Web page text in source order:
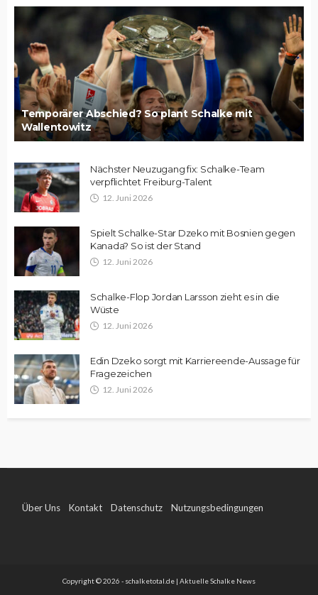
Temporärer Abschied? So plant Schalke mit
Wallentowitz
Nächster Neuzugang fix: Schalke-Team
verpflichtet Freiburg-Talent
12. Juni 2026
Spielt Schalke-Star Dzeko mit Bosnien gegen
Kanada? So ist der Stand
12. Juni 2026
Schalke-Flop Jordan Larsson zieht es in die
Wüste
12. Juni 2026
Edin Dzeko sorgt mit Karriereende-Aussage für
Fragezeichen
12. Juni 2026
Über Uns Kontakt Datenschutz Nutzungsbedingungen
Copyright © 2026 - schalketotal.de | Aktuelle Schalke News